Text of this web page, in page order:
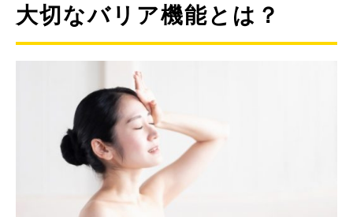
大切なバリア機能とは？